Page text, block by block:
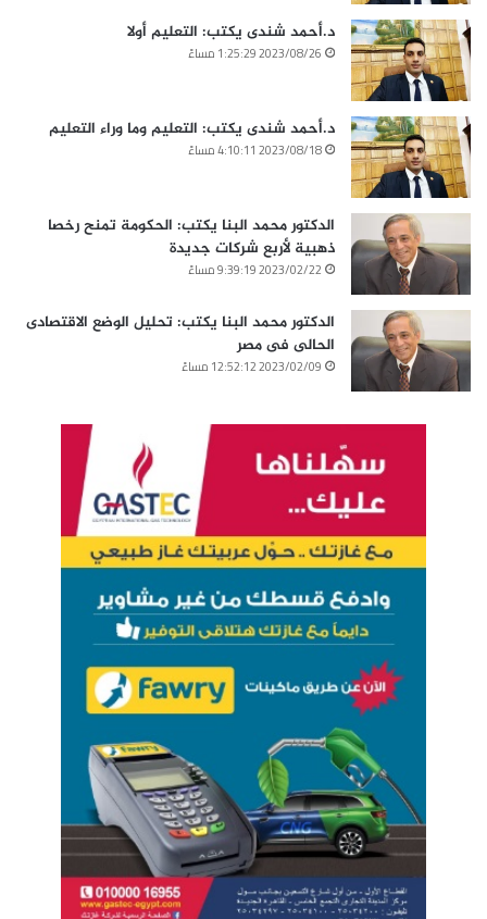
د.أحمد شندى يكتب: التعليم أولا
2023/08/26 1:25:29 مساءً
د.أحمد شندى يكتب: التعليم وما وراء التعليم
2023/08/18 4:10:11 مساءً
الدكتور محمد البنا يكتب: الحكومة تمنح رخصا
ذهبية لأربع شركات جديدة
2023/02/22 9:39:19 مساءً
الدكتور محمد البنا يكتب: تحليل الوضع الاقتصادى
الحالى فى مصر
2023/02/09 12:52:12 مساءً